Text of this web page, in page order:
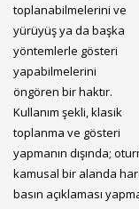
toplanabilmelerini ve
yürüyüş ya da başka
yöntemlerle gösteri
yapabilmelerini
öngören bir haktır.
Kullanım şekli, klasik
toplanma ve gösteri
yapmanın dışında;
kamusal bir alanda
basın açıklaması